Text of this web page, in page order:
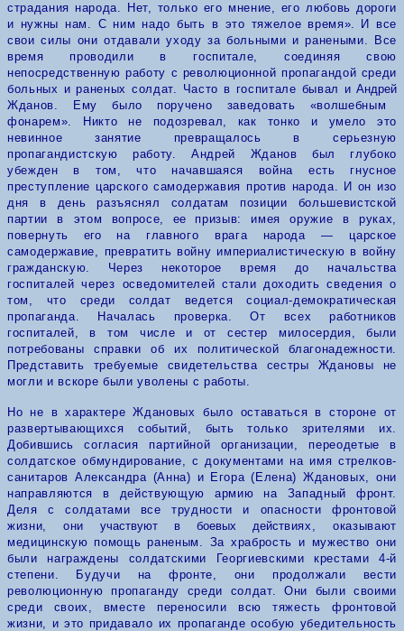
страдания народа. Нет, только его мнение, его любовь дороги
и нужны нам. С ним надо быть в это тяжелое время».
И все
свои силы они отдавали уходу за больными и ранеными. Все
время проводили в госпитале, соединяя свою
непосредственную работу с революционной пропагандой среди
больных и раненых солдат. Часто в госпитале бывал и Андрей
Жданов. Ему было поручено заведовать «волшебным
фонарем». Никто не подозревал, как тонко и умело это
невинное занятие превращалось в серьезную
пропагандистскую работу. Андрей Жданов был глубоко
убежден в том, что начавшаяся война есть гнусное
преступление царского самодержавия против народа. И он изо
дня в день разъяснял солдатам позиции большевистской
партии в этом вопросе,
еепризыв: имея оружие в руках,
повернуть егона главного врага народа — царское
самодержавие, превратить войну империалистическую в войну
гражданскую.
Через некоторое время до начальства
госпиталей через осведомителей стали доходить сведения о
том, что среди солдат ведется социал-демократическая
пропаганда. Началась проверка. От всех работников
госпиталей, в том числе и от сестер милосердия, были
потребованы справки об их политической благонадежности.
Представить требуемые свидетельства сестры Ждановы не
могли и вскоре были уволены с работы.
Но не в характере Ждановых было оставаться в стороне от
развертывающихся событий, быть только зрителями их.
Добившись согласия партийной организации, переодетые в
солдатское обмундирование, с документами на имя стрелков-
санитаров Александра (Анна) и Егора (Елена) Ждановых, они
направляются в действующую армию на Западный фронт.
Деля с солдатами все трудности и опасности фронтовой
жизни,
они участвуют в боевых действиях, оказывают
медицинскую помощь раненым. За храбрость и мужество они
были награждены солдатскими Георгиевскими крестами 4-й
степени. Будучи на фронте, они продолжали вести
революционную пропаганду среди солдат. Они были своими
среди своих, вместе переносили всю тяжесть фронтовой
жизни, и это придавало их пропаганде особую убедительность